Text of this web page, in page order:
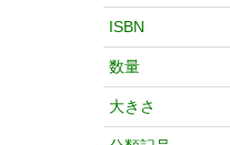
ISBN
数量
大きさ